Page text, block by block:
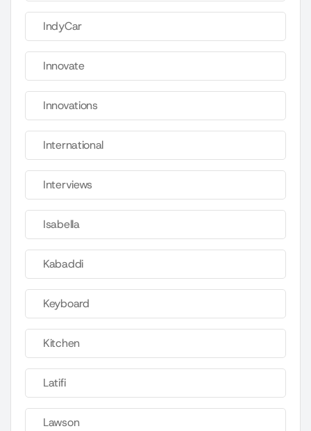
IndyCar
Innovate
Innovations
International
Interviews
Isabella
Kabaddi
Keyboard
Kitchen
Latifi
Lawson